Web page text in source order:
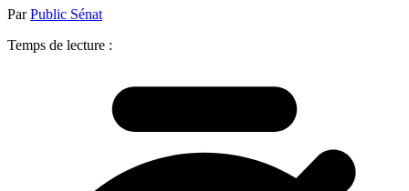
ParPublic Sénat
Temps de lecture :